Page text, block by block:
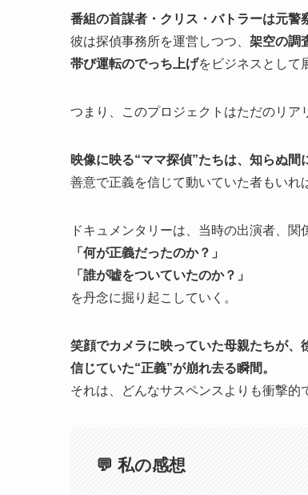
番組の首謀者・クリス・バトラーは元警
彼は探偵事務所を運営しつつ、 架空の調
帯び運転のでっち上げをビジネスとして
つまり、このプロジェクトはただのリア
映像に映る“ママ探偵”たちは、知らぬ間
善意で正義を信じて動いていた者もいれ
ドキュメンタリーは、当時の出演者、関
「何が正義だったのか？」
「誰が嘘をついていたのか？」
を丹念に掘り起こしていく。
笑顔でカメラに映っていた母親たちが、
信じていた“正義”が崩れ去る瞬間。
それは、どんなサスペンスよりも衝撃的
💬 私の感想